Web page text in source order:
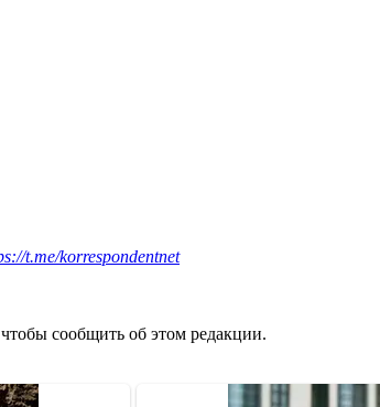
t.me/korrespondentnet
сообщить об этом редакции.